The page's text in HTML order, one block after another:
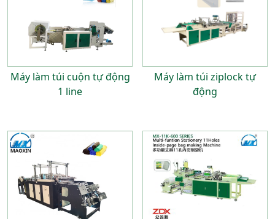
Máy làm túi cuộn tự động
1 line
Máy làm túi ziplock tự
động